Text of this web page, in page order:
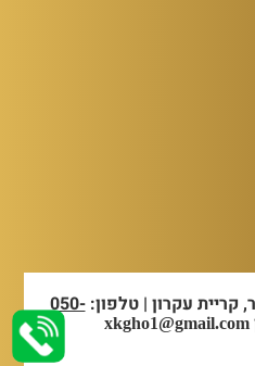
קריית עקרון | טלפון:050-
xkgho1@gmail.com